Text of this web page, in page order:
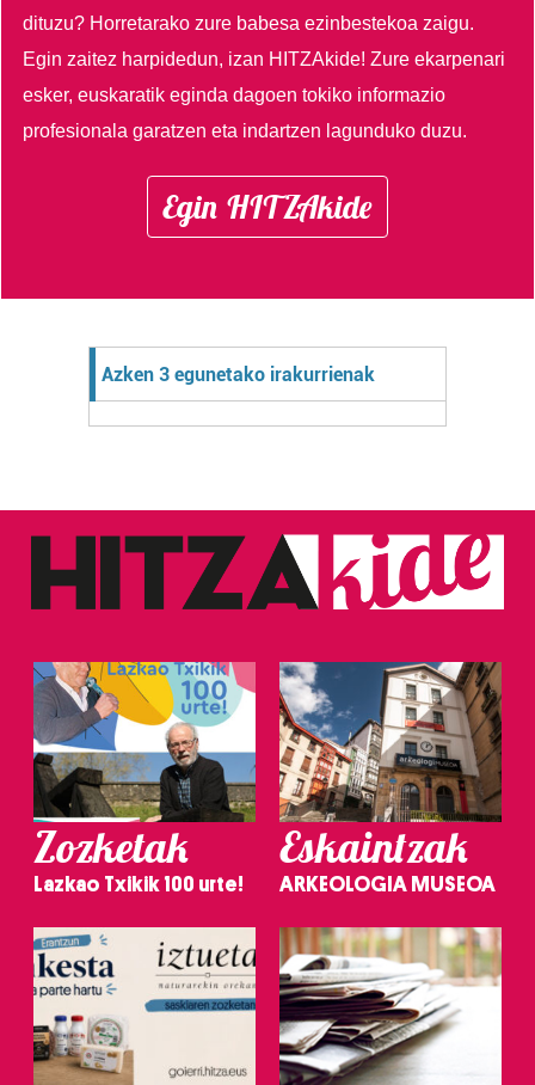
dituzu? Horretarako zure babesa ezinbestekoa zaigu.
Egin zaitez harpidedun, izan HITZAkide!Zure ekarpenari
esker, euskaratik eginda dagoen tokiko informazio
profesionala garatzen eta indartzen lagunduko duzu.
Egin HITZAkide
Azken 3 egunetako irakurrienak
Zozketak
Lazkao Txikik 100 urte!
Eskaintzak
ARKEOLOGIA MUSEOA